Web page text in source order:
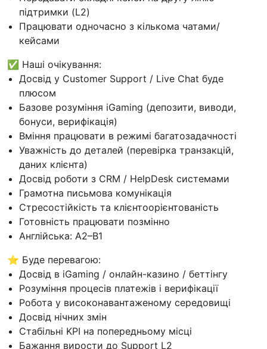
підтримки (L2)
Працювати одночасно з кількома чатами/
кейсами
✅ Наші очікування:
Досвід у Customer Support / Live Chat буде
плюсом
Базове розуміння iGaming (депозити, виводи,
бонуси, верифікація)
Вміння працювати в режимі багатозадачності
Уважність до деталей (перевірка транзакцій,
даних клієнта)
Досвід роботи з CRM / HelpDesk системами
Грамотна письмова комунікація
Стресостійкість та клієнтоорієнтованість
Готовність працювати позмінно
Англійська: A2–B1
⭐️ Буде перевагою:
Досвід в iGaming / онлайн-казино / беттінгу
Розуміння процесів платежів і верифікації
Робота у високонавантаженому середовищі
Досвід нічних змін
Стабільні KPI на попередньому місці
Бажання вирости до Support L2